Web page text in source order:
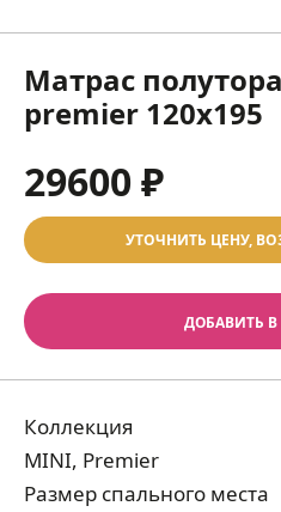
Матрас
premier 120х195
29600 ₽
УТОЧНИТЬ ЦЕНУ,
ДОБАВИТЬ
Коллекция
MINI, Premier
Размер спального места